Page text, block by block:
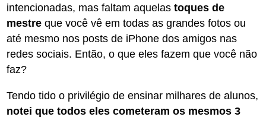
intencionadas, mas faltam aquelastoques de
mestre que você vê em todas as grandes fotos ou
até mesmo nos posts de iPhone dos amigos nas
redes sociais. Então, o que eles fazem que você não
faz?
Tendo tido o privilégio de ensinar milhares de alunos,
notei que todos eles cometeram os mesmos 3